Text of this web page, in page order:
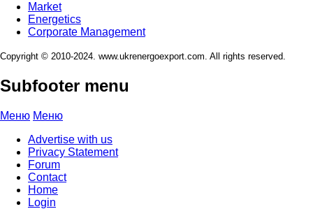
Market
Energetics
Corporate Management
Copyright © 2010-2024. www.ukrenergoexport.com. All rights reserved.
Subfooter menu
Меню Меню
Advertise with us
Privacy Statement
Forum
Contact
Home
Login